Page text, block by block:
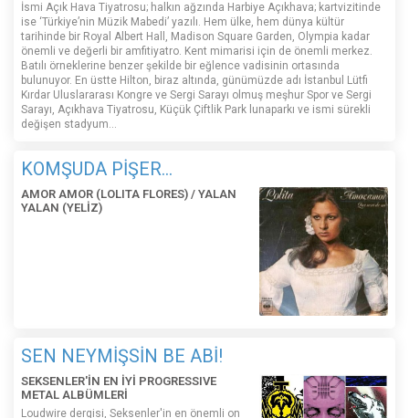
İsmi Açık Hava Tiyatrosu; halkın ağzında Harbiye Açıkhava; kartvizitinde
ise ‘Türkiye’nin Müzik Mabedi’ yazılı. Hem ülke, hem dünya kültür
tarihinde bir Royal Albert Hall, Madison Square Garden, Olympia kadar
önemli ve değerli bir amfitiyatro. Kent mimarisi için de önemli merkez.
Batılı örneklerine benzer şekilde bir eğlence vadisinin ortasında
bulunuyor. En üstte Hilton, biraz altında, günümüzde adı İstanbul Lütfi
Kırdar Uluslararası Kongre ve Sergi Sarayı olmuş meşhur Spor ve Sergi
Sarayı, Açıkhava Tiyatrosu, Küçük Çiftlik Park lunaparkı ve ismi sürekli
değişen stadyum…
KOMŞUDA PİŞER...
AMOR AMOR (LOLITA FLORES) / YALAN
YALAN (YELİZ)
SEN NEYMİŞSİN BE ABİ!
SEKSENLER'İN EN İYİ PROGRESSIVE
METAL ALBÜMLERİ
Loudwire dergisi, Seksenler'in en önemli on